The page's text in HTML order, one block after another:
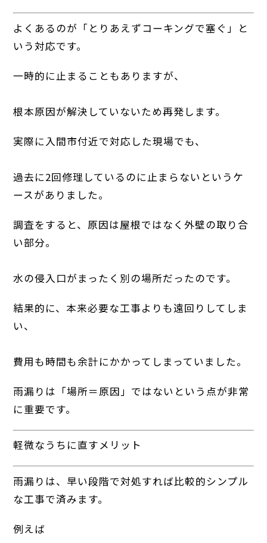
よくあるのが「とりあえずコーキングで塞ぐ」と
いう対応です。
一時的に止まることもありますが、
根本原因が解決していないため再発します。
実際に入間市付近で対応した現場でも、
過去に2回修理しているのに止まらないというケ
ースがありました。
調査をすると、原因は屋根ではなく外壁の取り合
い部分。
水の侵入口がまったく別の場所だったのです。
結果的に、本来必要な工事よりも遠回りしてしま
い、
費用も時間も余計にかかってしまっていました。
雨漏りは「場所＝原因」ではないという点が非常
に重要です。
軽微なうちに直すメリット
雨漏りは、早い段階で対処すれば比較的シンプル
な工事で済みます。
例えば